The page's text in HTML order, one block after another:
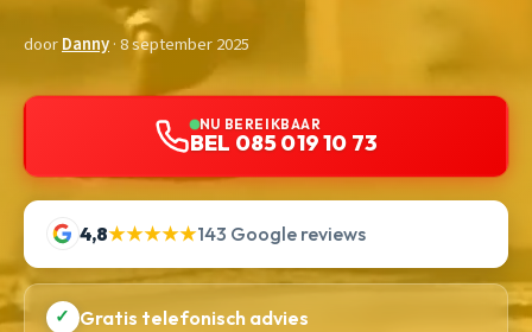
doorDanny· 8 september 2025
NU BEREIKBAAR
BEL 085 019 10 73
4,8★★★★★143 Google reviews
✓ Gratis telefonisch advies